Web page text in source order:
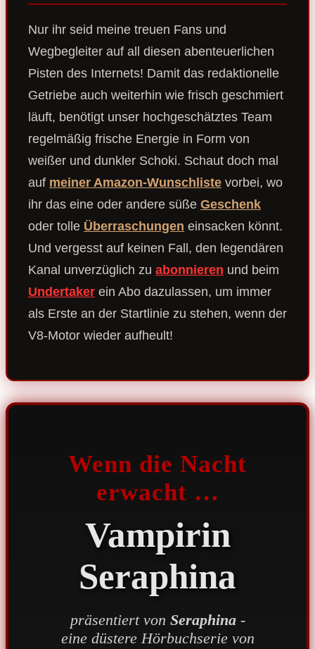
Nur ihr seid meine treuen Fans und
Wegbegleiter auf all diesen abenteuerlichen
Pisten des Internets! Damit das redaktionelle
Getriebe auch weiterhin wie frisch geschmiert
läuft, benötigt unser hochgeschätztes Team
regelmäßig frische Energie in Form von
weißer und dunkler Schoki. Schaut doch mal
auf meiner Amazon-Wunschliste vorbei, wo
ihr das eine oder andere süße Geschenk
oder tolle Überraschungen einsacken könnt.
Und vergesst auf keinen Fall, den legendären
Kanal unverzüglich zu abonnieren und beim
Undertaker ein Abo dazulassen, um immer
als Erste an der Startlinie zu stehen, wenn der
V8-Motor wieder aufheult!
Wenn die Nacht
erwacht …
Vampirin
Seraphina
präsentiert von Seraphina-
eine düstere Hörbuchserie von